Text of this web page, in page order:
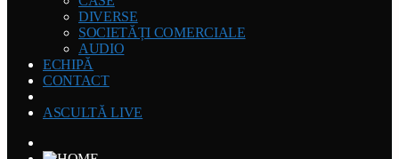
DIVERSE
SOCIETĂȚI COMERCIALE
AUDIO
ECHIPĂ
CONTACT
ASCULTĂ LIVE